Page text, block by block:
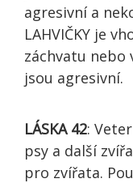
agresivní a
LAHVIČKY je
záchvatu nebo
jsou agresivní.
LÁSKA 42:
psy a další
pro zvířata.